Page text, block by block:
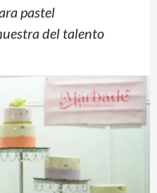
pastel
del talento